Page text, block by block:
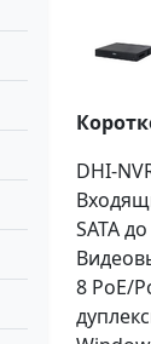
DHI-
SATA
8 PoE/